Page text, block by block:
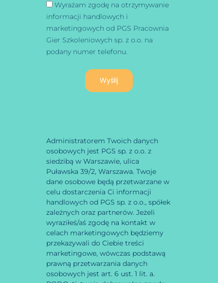
Wyrażam zgodę na otrzymywanie
informacji handlowych i
marketingowych od PGS Pracownia
Gier Szkoleniowych sp. z o.o. na
podany numer telefonu.
Wyślij
Administratorem Twoich danych
osobowych jest PGS sp. z o.o. z
siedzibą w Warszawie, ulica
Puławska 39/2, Warszawa. Twoje
dane osobowe będą przetwarzane w
celu dostarczenia Ci informacji
handlowych od PGS sp. z o.o., spółek
zależnych oraz partnerów. Jeżeli
wyraziłeś/aś zgodę na kontakt w
celach marketingowych będziemy
przekazywali do Ciebie treści
marketingowe, wówczas podstawą
prawną przetwarzania danych
osobowych jest art. 6 ust. 1 lit. a.